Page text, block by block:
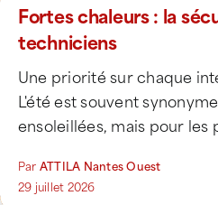
Fortes chaleurs : la
techniciens
Une priorité sur chaque
L'été est souvent
ensoleillées, mais pour les
Par ATTILA Nantes Ouest
29 juillet 2026